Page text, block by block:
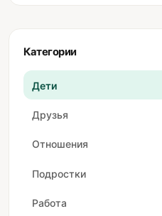
Категории
Дети
Друзья
Отношения
Подростки
Работа